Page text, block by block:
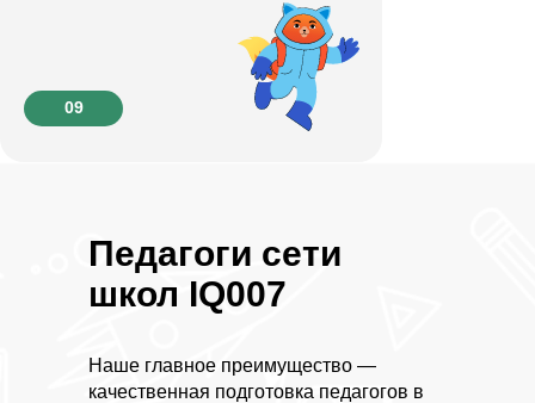
09
Педагоги сети
школ IQ007
Наше главное преимущество —
качественная подготовка педагогов в